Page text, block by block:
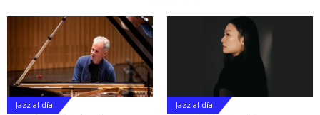
Jazz al día Jazz al día